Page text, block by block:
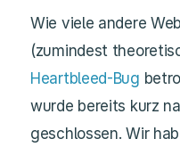
Wie viele andere
(zumindest
Heartbleed-Bug
wurde bereits kurz
geschlossen.Wir